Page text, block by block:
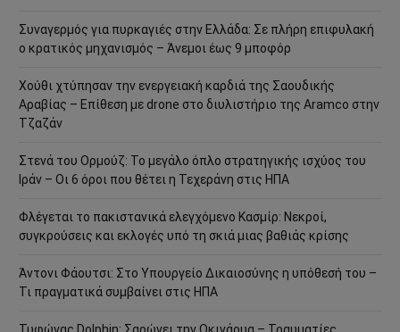
Συναγερμός για πυρκαγιές στην Ελλάδα: Σε πλήρη επιφυλακή
ο κρατικός μηχανισμός – Άνεμοι έως 9 μποφόρ
Χούθι χτύπησαν την ενεργειακή καρδιά της Σαουδικής
Αραβίας – Επίθεση με drone στο διυλιστήριο της Aramco στην
Τζαζάν
Στενά του Ορμούζ: Το μεγάλο όπλο στρατηγικής ισχύος του
Ιράν – Οι 6 όροι που θέτει η Τεχεράνη στις ΗΠΑ
Φλέγεται το πακιστανικά ελεγχόμενο Κασμίρ: Νεκροί,
συγκρούσεις και εκλογές υπό τη σκιά μιας βαθιάς κρίσης
Άντονι Φάουτσι: Στο Υπουργείο Δικαιοσύνης η υπόθεσή του –
Τι πραγματικά συμβαίνει στις ΗΠΑ